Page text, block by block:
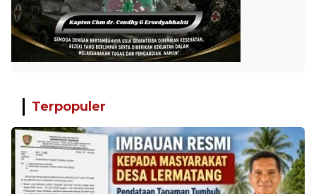
Terpopuler